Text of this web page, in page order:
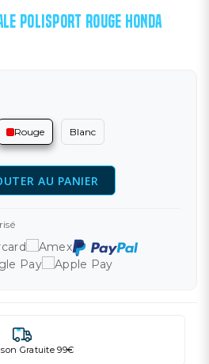
POLISPORT ROUGE HONDA
Rouge Blanc
AU PANIER
Gratuite 99€